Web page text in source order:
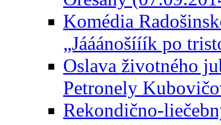
Komédia
„Jááánošííík po
Oslava životného
Petronely
Rekondično-